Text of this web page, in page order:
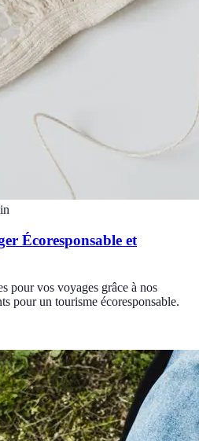
Écoresponsable et
pour vos voyages grâce à nos
pour un tourisme écoresponsable.